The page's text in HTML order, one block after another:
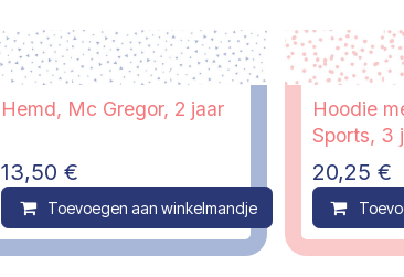
Compare
Hemd, Mc Gregor, 2 jaar
13,50 €
Toevoegen aan winkelmandje Compare
Hoodie
Sports, 3
20,25 €